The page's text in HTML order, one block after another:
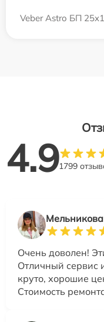
Veber Astro БП
4.91799
Очень доволен!
Отличный сервис
круто, хорошие
Стоимость